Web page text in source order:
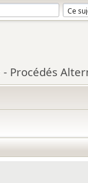
Procédés